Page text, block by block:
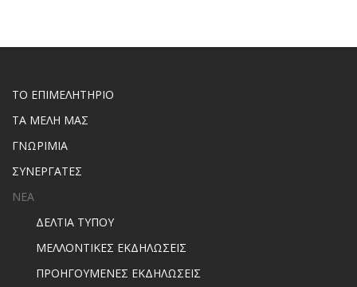
ΤΟ ΕΠΙΜΕΛΗΤΗΡΙΟ
ΤΑ ΜΕΛΗ ΜΑΣ
ΓΝΩΡΙΜΙΑ
ΣΥΝΕΡΓΑΤΕΣ
ΝΕΑ
ΔΕΛΤΙΑ ΤΥΠΟΥ
ΜΕΛΛΟΝΤΙΚΕΣ ΕΚΔΗΛΩΣΕΙΣ
ΠΡΟΗΓΟΥΜΕΝΕΣ ΕΚΔΗΛΩΣΕΙΣ